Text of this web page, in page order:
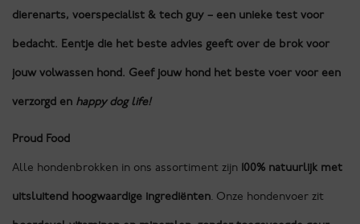
dierenarts, voerspecialist & tech guy – een unieke test voor
bedacht. Eentje die het beste advies geeft over de brok voor
jouw volwassen hond. Geef jouw hond het beste voer voor een
verzorgd en happy dog life!
Proud Food
Alle hondenbrokken in ons assortiment zijn 100% natuurlijk met
uitsluitend hoogwaardige ingrediënten. Onze hondenvoer zit